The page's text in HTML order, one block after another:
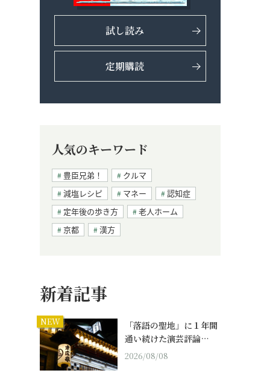
試し読み
定期購読
人気のキーワード
豊臣兄弟！
クルマ
減塩レシピ
マネー
認知症
定年後の歩き方
老人ホーム
京都
漢方
新着記事
NEW
「落語の聖地」に１年間
通い続けた演芸評論…
2026/08/08